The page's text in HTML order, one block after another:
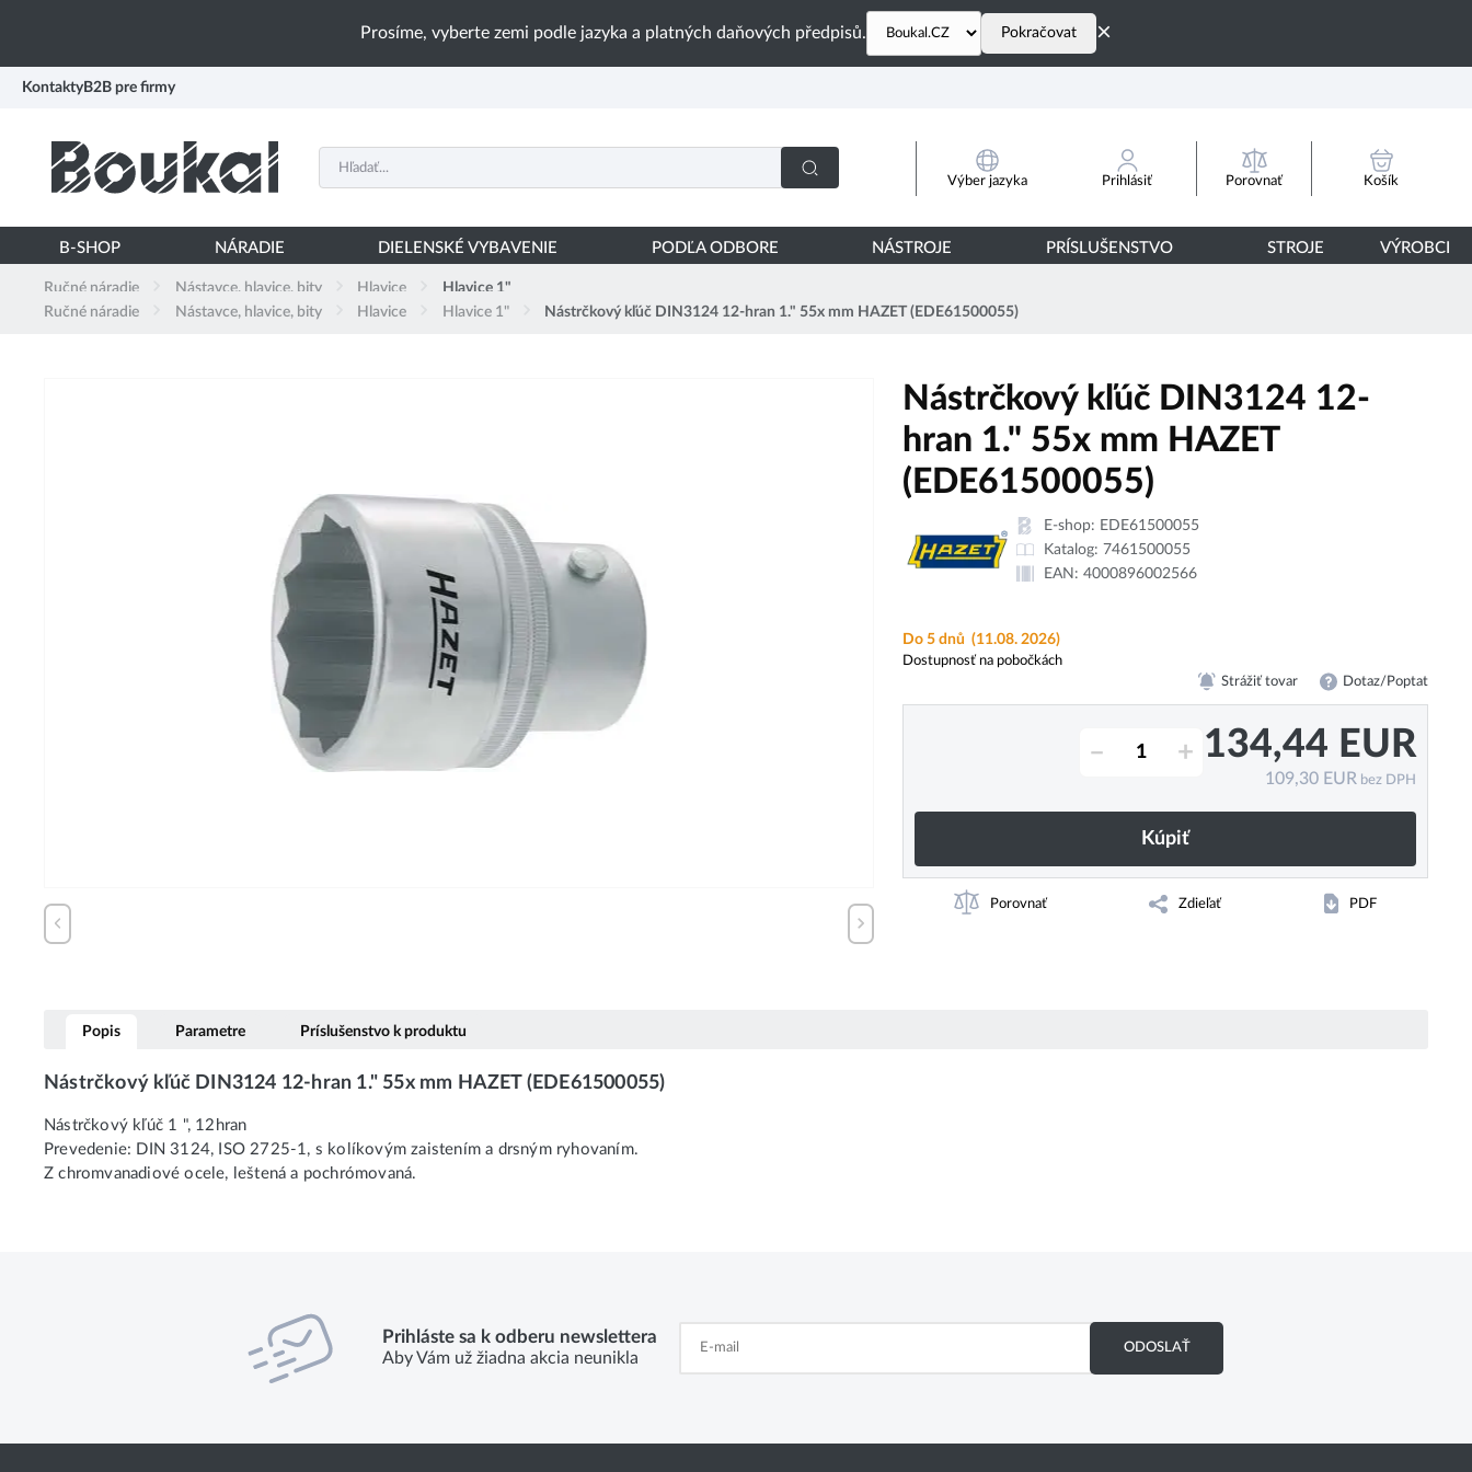
Prosíme, vyberte zemi podle jazyka a platných daňových předpisů. Pokračovat ×
Kontakty B2B pre firmy
Výber jazyka Prihlásiť Porovnať Košík
B-SHOP NÁRADIE DIELENSKÉ VYBAVENIE PODĽA ODBORE NÁSTROJE PRÍSLUŠENSTVO STROJE VÝROBCI
Ručné náradie Nástavce, hlavice, bity Hlavice
Hlavice 1"
Ručné náradie
Nástavce, hlavice, bity Hlavice Hlavice 1" Nástrčkový kľúč DIN3124 12-hran 1." 55x mm HAZET (EDE61500055)
Nástrčkový kľúč DIN3124 12-
hran 1." 55x mm HAZET
(EDE61500055)
E-shop: EDE61500055
Katalog: 7461500055
EAN: 4000896002566
Do 5 dnů (11.08. 2026)
Dostupnosť na pobočkách
Strážiť tovar Dotaz/Poptat
– + 134,44 EUR
109,30 EUR bez DPH
Kúpiť
Porovnať Zdieľať PDF
Popis Parametre Príslušenstvo k produktu
Nástrčkový kľúč DIN3124 12-hran 1." 55x mm HAZET (EDE61500055)
Nástrčkový kľúč 1 ", 12hran
Prevedenie: DIN 3124, ISO 2725-1, s kolíkovým zaistením a drsným ryhovaním.
Z chromvanadiové ocele, leštená a pochrómovaná.
Prihláste sa k odberu newslettera
Aby Vám už žiadna akcia neunikla
ODOSLAŤ